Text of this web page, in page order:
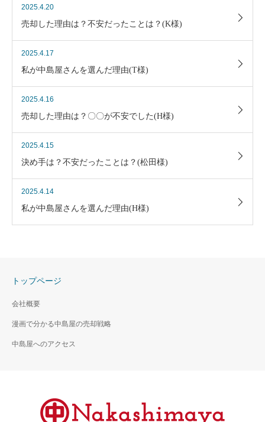
2025.4.20
売却した理由は？不安だったことは？(K様)
2025.4.17
私が中島屋さんを選んだ理由(T様)
2025.4.16
売却した理由は？〇〇が不安でした(H様)
2025.4.15
決め手は？不安だったことは？(松田様)
2025.4.14
私が中島屋さんを選んだ理由(H様)
トップページ
会社概要
漫画で分かる中島屋の売却戦略
中島屋へのアクセス